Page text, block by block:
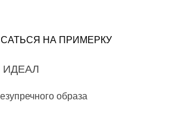
НА ПРИМЕРКУ
ИДЕАЛ
образа